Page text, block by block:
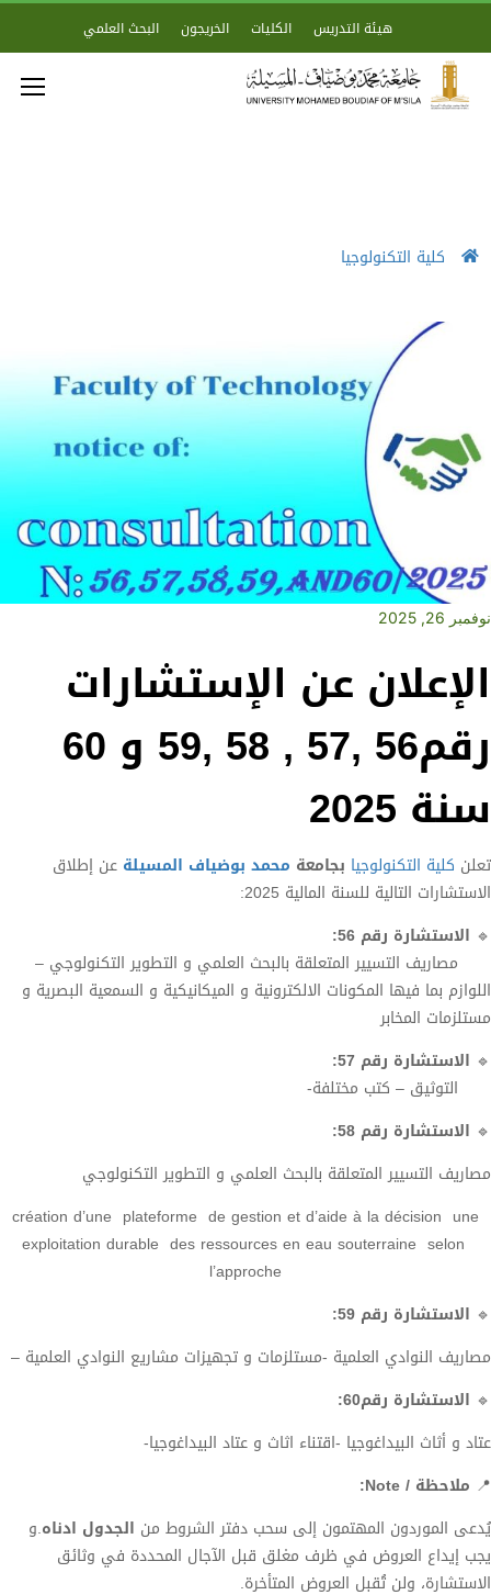
هيئة التدريس الكليات الخريجون البحث العلمي
كلية التكنولوجيا
نوفمبر 26, 2025
الإعلان عن الإستشارات
رقم56 ,57 , 58 ,59 و 60
سنة 2025
تعلن كلية التكنولوجيا بجامعة محمد بوضياف المسيلة عن إطلاق
الاستشارات التالية للسنة المالية 2025:
🔹 الاستشارة رقم 56:
مصاريف التسيير المتعلقة بالبحث العلمي و التطوير التكنولوجي –
اللوازم بما فيها المكونات الالكترونية و الميكانيكية و السمعية البصرية و
مستلزمات المخابر
🔹 الاستشارة رقم 57:
التوثيق – كتب مختلفة-
🔹 الاستشارة رقم 58:
مصاريف التسيير المتعلقة بالبحث العلمي و التطوير التكنولوجي
création d’une plateforme de gestion et d’aide à la décision une
exploitation durable des ressources en eau souterraine selon
l’approche
🔹 الاستشارة رقم 59:
مصاريف النوادي العلمية -مستلزمات و تجهيزات مشاريع النوادي العلمية –
🔹 الاستشارة رقم60:
عتاد و أثاث البيداغوجيا -اقتناء اثاث و عتاد البيداغوجيا-
📍 ملاحظة / Note:
يُدعى الموردون المهتمون إلى سحب دفتر الشروط من الجدول ادناه.و
يجب إيداع العروض في ظرف مغلق قبل الآجال المحددة في وثائق
الاستشارة، ولن تُقبل العروض المتأخرة.